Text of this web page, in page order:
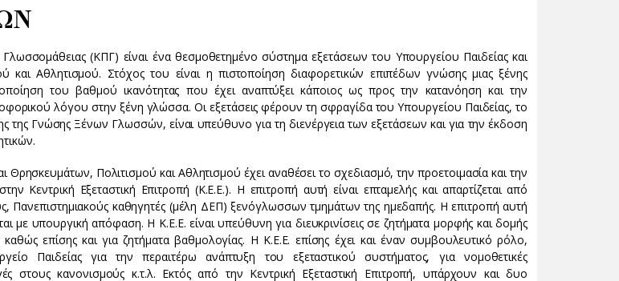
Γλωσσομάθειας (ΚΠΓ) είναι ένα θεσμοθετημένο σύστημα εξετάσεων του Υπουργείου Παιδείας και
και Αθλητισμού. Στόχος του είναι η πιστοποίηση διαφορετικών επιπέδων γνώσης μιας ξένης
του βαθμού ικανότητας που έχει αναπτύξει κάποιος ως προς την κατανόηση και την
λόγου στην ξένη γλώσσα. Οι εξετάσεις φέρουν τη σφραγίδα του Υπουργείου Παιδείας, το
της Γνώσης Ξένων Γλωσσών, είναι υπεύθυνο για τη διενέργεια των εξετάσεων και για την έκδοση
Θρησκευμάτων, Πολιτισμού και Αθλητισμού έχει αναθέσει το σχεδιασμό, την προετοιμασία και την
Κεντρική Εξεταστική Επιτροπή (Κ.Ε.Ε.). Η επιτροπή αυτή είναι επταμελής και απαρτίζεται από
Πανεπιστημιακούς καθηγητές (μέλη ΔΕΠ) ξενόγλωσσων τμημάτων της ημεδαπής. Η επιτροπή αυτή
με υπουργική απόφαση. Η Κ.Ε.Ε. είναι υπεύθυνη για διευκρινίσεις σε ζητήματα μορφής και δομής
επίσης και για ζητήματα βαθμολογίας. Η Κ.Ε.Ε. επίσης έχει και έναν συμβουλευτικό ρόλο,
Παιδείας για την περαιτέρω ανάπτυξη του εξεταστικού συστήματος, για νομοθετικές
στους κανονισμούς κ.τ.λ. Εκτός από την Κεντρική Εξεταστική Επιτροπή, υπάρχουν και δυο